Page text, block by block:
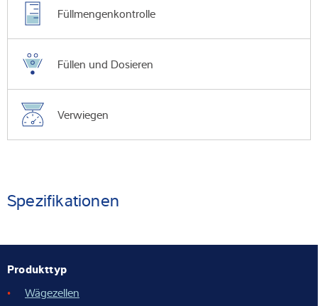
Füllmengenkontrolle
Füllen und Dosieren
Verwiegen
Spezifikationen
Produkttyp
Wägezellen